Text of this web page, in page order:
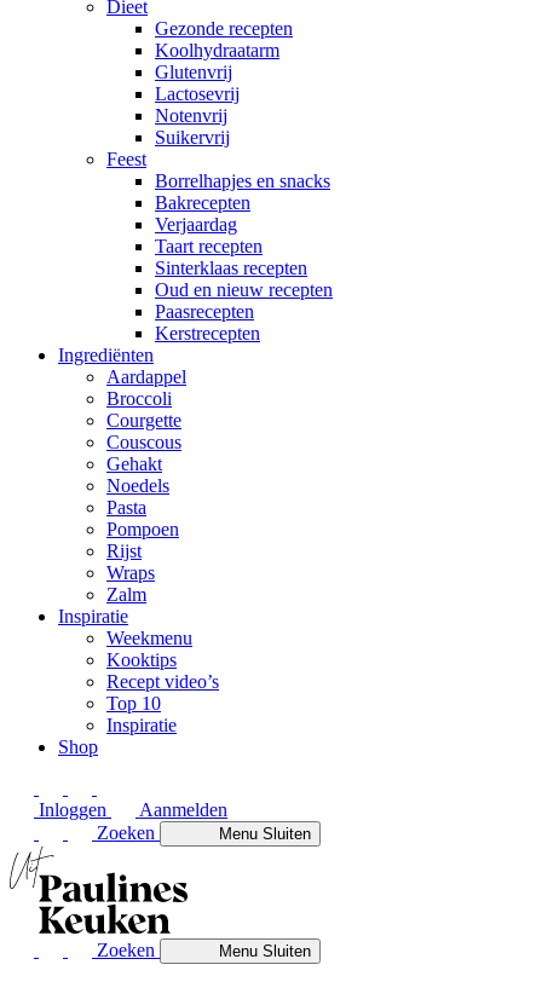
Dieet
Gezonde recepten
Koolhydraatarm
Glutenvrij
Lactosevrij
Notenvrij
Suikervrij
Feest
Borrelhapjes en snacks
Bakrecepten
Verjaardag
Taart recepten
Sinterklaas recepten
Oud en nieuw recepten
Paasrecepten
Kerstrecepten
Ingrediënten
Aardappel
Broccoli
Courgette
Couscous
Gehakt
Noedels
Pasta
Pompoen
Rijst
Wraps
Zalm
Inspiratie
Weekmenu
Kooktips
Recept video’s
Top 10
Inspiratie
Shop
Inloggen
Aanmelden
Zoeken
MenuSluiten
Zoeken MenuSluiten